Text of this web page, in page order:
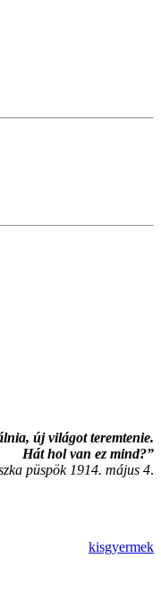
új világot teremtenie.
Hát hol van ez mind?”
püspök 1914. május 4.